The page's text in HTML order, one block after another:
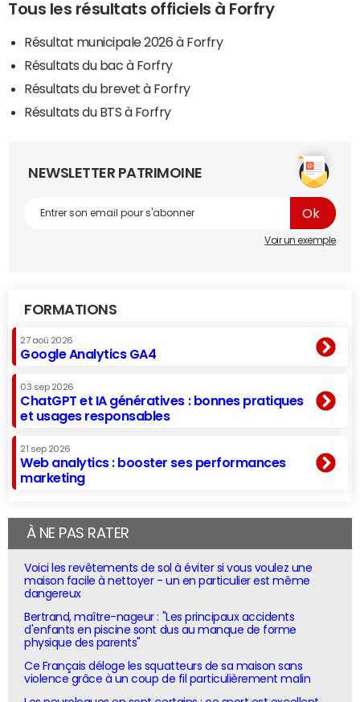
Tous les résultats officiels à Forfry
Résultat municipale 2026 à Forfry
Résultats du bac à Forfry
Résultats du brevet à Forfry
Résultats du BTS à Forfry
NEWSLETTER PATRIMOINE
Voir un exemple
FORMATIONS
27 aoû 2026
Google Analytics GA4
03 sep 2026
ChatGPT et IA génératives : bonnes pratiques
et usages responsables
21 sep 2026
Web analytics : booster ses performances
marketing
À NE PAS RATER
Voici les revêtements de sol à éviter si vous voulez une
maison facile à nettoyer - un en particulier est même
dangereux
Bertrand, maître-nageur : "Les principaux accidents
d'enfants en piscine sont dus au manque de forme
physique des parents"
Ce Français déloge les squatteurs de sa maison sans
violence grâce à un coup de fil particulièrement malin